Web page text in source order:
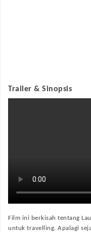
Trailer & Sinopsis
Film ini berkisah tentang
untuk travelling. Apalagi